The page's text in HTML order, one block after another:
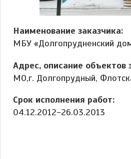
Наименование заказчика:
МБУ «Долгопрудненский
Адрес, описание объектов
МО,г. Долгопрудный,
Срок исполнения работ:
04.12.2012-26.03.2013